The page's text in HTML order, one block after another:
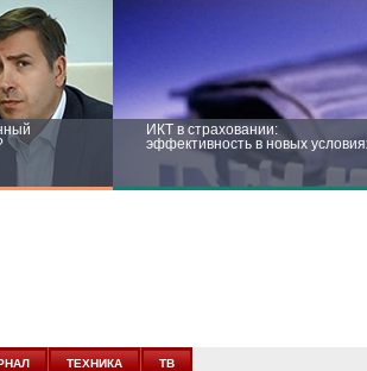
ИКТ в страховании:
эффективность в новых
новых условиях
ТЕХНИКА ТВ